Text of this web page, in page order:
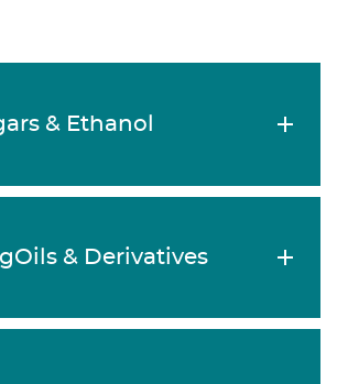
& Ethanol
& Derivatives